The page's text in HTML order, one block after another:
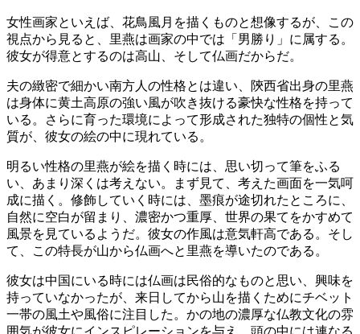
女性画家といえば、花鳥風月を描くものと想像するが、この
視点から見ると、里燕は画家の中では「男勝り」に属する。
彼女が得意とするのは高山、そして仏画だからだ。
夫の緻密で細かい南方人の性格とは違い、陝西省出身の里燕
は身体に黄土高原の強い風が吹き抜ける豪快な性格を持って
いる。さらに育った環境によって形成された独特の個性と気
質が、彼女の絵の中に現れている。
明るい性格の里燕が絵を描く時には、思い切って筆をふる
い、あまり深くは考えない。まず見て、考えた画面を一気呵
成に描く。修飾していく時には、墨痕が途切れたところに、
自然に空白が留まり、濃密かつ重厚、世界の果てをかすめて
風景を見ているようだ。彼女の作風は意気軒高である。そし
て、この特長が山から仏画へと里燕を導いたのである。
彼女は中国にいる時には仏画は民俗的なものと思い、興味を
持っていなかったが、来日してから山を描くためにチベット
一帯の風土や風俗に注目した。かの地の濃厚な仏教文化の雰
囲気が彼女にインスピレーションを与え、頭の中には連なる